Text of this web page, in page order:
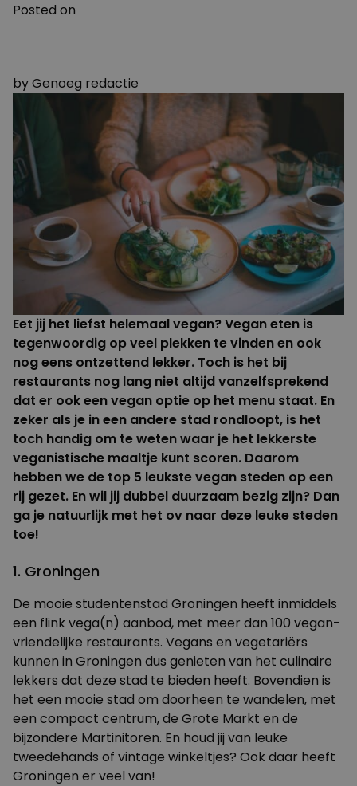
Posted on
byGenoeg redactie
Eet jij het liefst helemaal vegan? Vegan eten is
tegenwoordig op veel plekken te vinden en ook
nog eens ontzettend lekker. Toch is het bij
restaurants nog lang niet altijd vanzelfsprekend
dat er ook een vegan optie op het menu staat. En
zeker als je in een andere stad rondloopt, is het
toch handig om te weten waar je het lekkerste
veganistische maaltje kunt scoren. Daarom
hebben we de top 5 leukste vegan steden op een
rij gezet. En wil jij dubbel duurzaam bezig zijn? Dan
ga je natuurlijk met het ov naar deze leuke steden
toe!
1. Groningen
De mooie studentenstad Groningen heeft inmiddels
een flink vega(n) aanbod, met meer dan 100 vegan-
vriendelijke restaurants. Vegans en vegetariërs
kunnen in Groningen dus genieten van het culinaire
lekkers dat deze stad te bieden heeft. Bovendien is
het een mooie stad om doorheen te wandelen, met
een compact centrum, de Grote Markt en de
bijzondere Martinitoren. En houd jij van leuke
tweedehands of vintage winkeltjes? Ook daar heeft
Groningen er veel van!